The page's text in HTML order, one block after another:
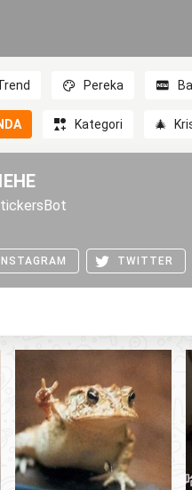
Pereka
Kategori 🎄
INSTAGRAM TWITTER